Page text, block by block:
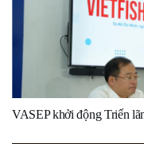
VASEP khởi động Triển